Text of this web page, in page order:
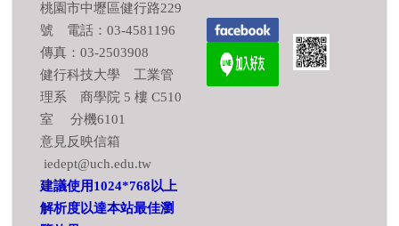
桃園市中壢區健行路229
號 電話：03-4581196
傳真：03-2503908
健行科技大學 工業管
理系 商學院 5 樓 C510
室 分機6101
意見反映信箱
iedept@uch.edu.tw
建議使用1024*768以上
解析度以達本站最佳瀏